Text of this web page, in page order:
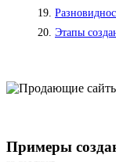
Этапы
Примеры